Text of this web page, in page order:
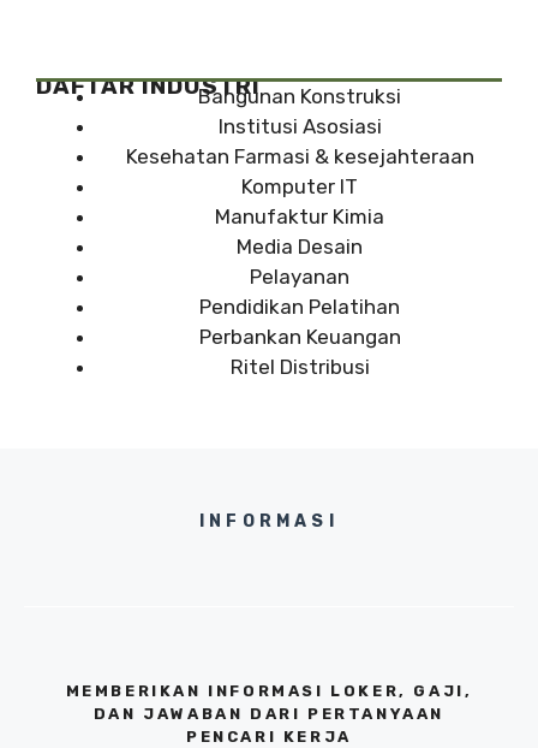
DAFTAR INDUSTRIBangunan Konstruksi
Institusi Asosiasi
Kesehatan Farmasi & kesejahteraan
Komputer IT
Manufaktur Kimia
Media Desain
Pelayanan
Pendidikan Pelatihan
Perbankan Keuangan
Ritel Distribusi
INFORMASI
MEMBERIKAN INFORMASI LOKER, GAJI,
DAN JAWABAN DARI PERTANYAAN
PENCARI KERJA